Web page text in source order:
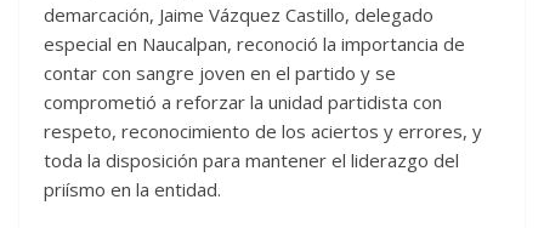
demarcación, Jaime Vázquez Castillo, delegado
especial en Naucalpan, reconoció la importancia de
contar con sangre joven en el partido y se
comprometió a reforzar la unidad partidista con
respeto, reconocimiento de los aciertos y errores, y
toda la disposición para mantener el liderazgo del
priísmo en la entidad.